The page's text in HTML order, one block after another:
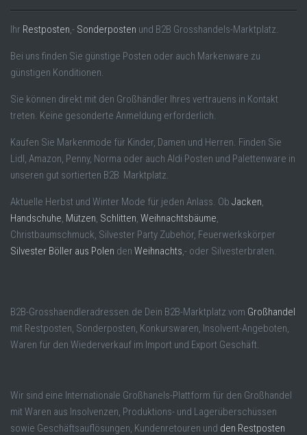
Ihr Restposten ,- Sonderposten und B2B Grosshandels-Marktplatz.
Bei uns finden Sie günstige Posten oder auch Markenware zu
günstigen Konditionen.
Sie können direkt mit den Großhändler Ihres vertrauens in Kontakt
treten. Keine gesonderte Anmeldung erforderlich.
Kaufen Sie Markenmode für Kinder, Damen und Herren. Finden Sie
Lidl, Amazon, Penny, Norma oder auch Aldi Posten und Palettenware in
unseren gut sortierten B2B Marktplatz.
Aktuelle Herbst und Winter Mode für jeden Anlass. Ob Jacken
Handschuhe Mützen Schlitten Weihnachtsbäume
Christbaumschmuck, Silvester Party Zubehör, Feuerwerkskörper
Silvester Böller aus Polen den Weihnachts ,- oder Silvesterbraten.
B2B-Grosshaendleradressen.de Dein B2B-Marktplatz vom Großhandel
mit Restposten, Sonderposten, Konkurswaren, Insolvent-Angeboten,
Waren für den Wiederverkauf im Import und Export Geschäft.
Wir sind eine Internationale Großhanels-Plattform für den Großhandel
mit Waren aus Insolvenzen, Produktions- und Lagerüberschüssen
sowie Geschäftsauflösungen, Kundenretouren und den Restposten